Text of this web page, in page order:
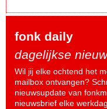
fonk daily
dagelijkse
Wil jij elke ochtend het
mailbox ontvangen?
nieuwsupdate van
nieuwsbrief elke